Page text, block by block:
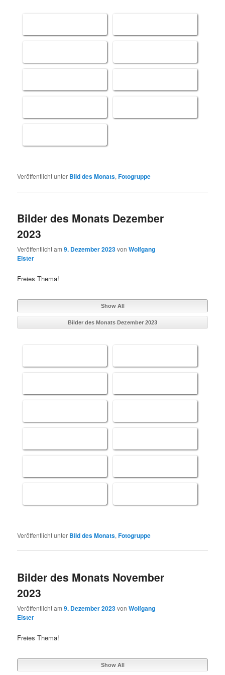
Veröffentlicht unter Bild des Monats,Fotogruppe
Bilder des Monats Dezember
2023
Veröffentlicht am9. Dezember 2023vonWolfgang
Elster
Freies Thema!
Show All
Bilder des Monats Dezember 2023
Veröffentlicht unter Bild des Monats,Fotogruppe
Bilder des Monats November
2023
Veröffentlicht am9. Dezember 2023vonWolfgang
Elster
Freies Thema!
Show All